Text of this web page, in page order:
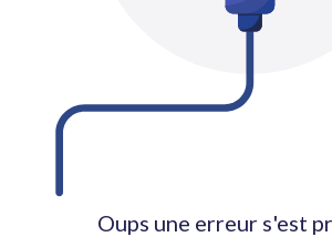
Oups une erreur s'est